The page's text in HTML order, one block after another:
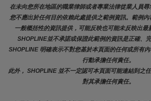
在未向您所在地區的職業律師或者專業法律從業人員尋
您不應出於任何目的依賴此處提供之範例資訊。範例
一般概括性的資訊提供，可能反映也可能未反映出最
SHOPLINE並不承諾或保證此範例的資訊是正確、完
SHOPLINE 明確表示不對您基於本頁面的任何或所有
行動承擔任何責任。
此外， SHOPLINE 並不一定認可本頁面可能連結到之
對其承擔任何責任。